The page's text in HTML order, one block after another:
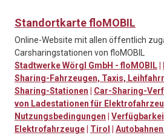
Standortkarte floMOBIL
Online-Website mit allen öffentlich
Carsharingstationen von floMOBIL
Stadtwerke Wörgl GmbH - floMOBIL
Sharing-Fahrzeugen, Taxis,
Sharing-Stationen
Car-Sharing-
von Ladestationen für
Nutzungsbedingungen
Elektrofahrzeuge
Tirol